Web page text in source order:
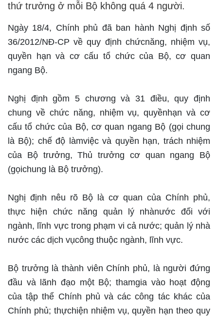
thứ trưởng ở mỗi Bộ không quá 4 người.
Ngày 18/4, Chính phủ đã ban hành Nghị định số
36/2012/NĐ-CP về quy định chứcnăng, nhiệm vụ,
quyền hạn và cơ cấu tổ chức của Bộ, cơ quan
ngang Bộ.
Nghị định gồm 5 chương và 31 điều, quy định
chung về chức năng, nhiệm vụ, quyềnhạn và cơ
cấu tổ chức của Bộ, cơ quan ngang Bộ (gọi chung
là Bộ); chế độ làmviệc và quyền hạn, trách nhiệm
của Bộ trưởng, Thủ trưởng cơ quan ngang Bộ
(gọichung là Bộ trưởng).
Nghị định nêu rõ Bộ là cơ quan của Chính phủ,
thực hiện chức năng quản lý nhànước đối với
ngành, lĩnh vực trong phạm vi cả nước; quản lý nhà
nước các dịch vụcông thuộc ngành, lĩnh vực.
Bộ trưởng là thành viên Chính phủ, là người đứng
đầu và lãnh đạo một Bộ; thamgia vào hoạt động
của tập thể Chính phủ và các công tác khác của
Chính phủ; thựchiện nhiệm vụ, quyền hạn theo quy